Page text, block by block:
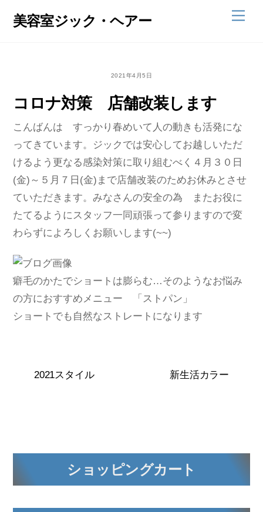
美容室ジック・ヘアー
2021年4月5日
コロナ対策 店舗改装します
こんばんは すっかり春めいて人の動きも活発にな
ってきています。ジックでは安心してお越しいただ
けるよう更なる感染対策に取り組むべく４月３０日
(金)～５月７日(金)まで店舗改装のためお休みとさせ
ていただきます。みなさんの安全の為 またお役に
たてるようにスタッフ一同頑張って参りますので変
わらずによろしくお願いします(~~)
癖毛のかたでショートは膨らむ…そのようなお悩み
の方におすすめメニュー 「ストパン」
ショートでも自然なストレートになります
2021スタイル 新生活カラー
ショッピングカート